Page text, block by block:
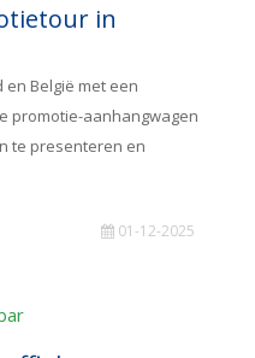
in
België met een
promotie-aanhangwagen
te presenteren en
01-12-2025